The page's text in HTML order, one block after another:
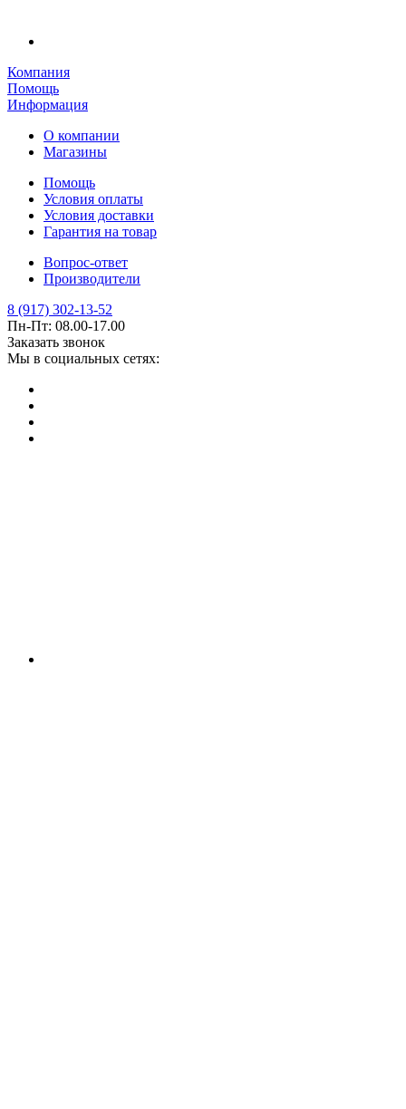
Компания
Помощь
Информация
О компании
Магазины
Помощь
Условия оплаты
Условия доставки
Гарантия на товар
Вопрос-ответ
Производители
8 (917) 302-13-52
Пн-Пт: 08.00-17.00
Заказать звонок
Мы в социальных сетях: